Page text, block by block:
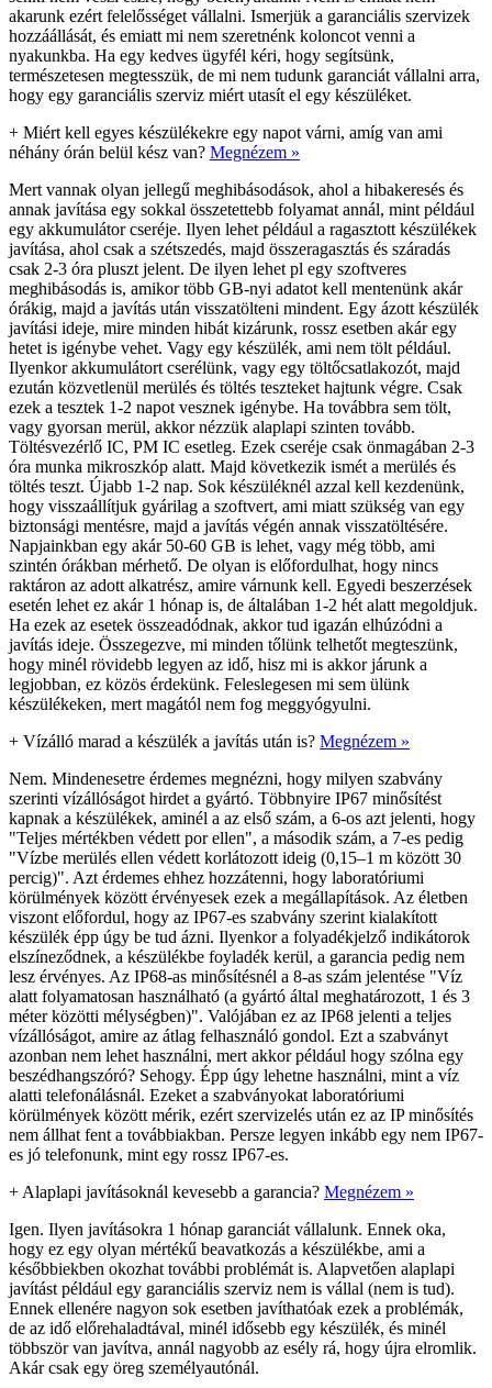
akarunk ezért felelősséget vállalni. Ismerjük a garanciális szervizek
hozzáállását, és emiatt mi nem szeretnénk koloncot venni a
nyakunkba. Ha egy kedves ügyfél kéri, hogy segítsünk,
természetesen megtesszük, de mi nem tudunk garanciát vállalni arra,
hogy egy garanciális szerviz miért utasít el egy készüléket.
+ Miért kell egyes készülékekre egy napot várni, amíg van ami
néhány órán belül kész van? Megnézem »
Mert vannak olyan jellegű meghibásodások, ahol a hibakeresés és
annak javítása egy sokkal összetettebb folyamat annál, mint például
egy akkumulátor cseréje. Ilyen lehet például a ragasztott készülékek
javítása, ahol csak a szétszedés, majd összeragasztás és száradás
csak 2-3 óra pluszt jelent. De ilyen lehet pl egy szoftveres
meghibásodás is, amikor több GB-nyi adatot kell mentenünk akár
órákig, majd a javítás után visszatölteni mindent. Egy ázott készülék
javítási ideje, mire minden hibát kizárunk, rossz esetben akár egy
hetet is igénybe vehet. Vagy egy készülék, ami nem tölt például.
Ilyenkor akkumulátort cserélünk, vagy egy töltőcsatlakozót, majd
ezután közvetlenül merülés és töltés teszteket hajtunk végre. Csak
ezek a tesztek 1-2 napot vesznek igénybe. Ha továbbra sem tölt,
vagy gyorsan merül, akkor nézzük alaplapi szinten tovább.
Töltésvezérlő IC, PM IC esetleg. Ezek cseréje csak önmagában 2-3
óra munka mikroszkóp alatt. Majd következik ismét a merülés és
töltés teszt. Újabb 1-2 nap. Sok készüléknél azzal kell kezdenünk,
hogy visszaállítjuk gyárilag a szoftvert, ami miatt szükség van egy
biztonsági mentésre, majd a javítás végén annak visszatöltésére.
Napjainkban egy akár 50-60 GB is lehet, vagy még több, ami
szintén órákban mérhető. De olyan is előfordulhat, hogy nincs
raktáron az adott alkatrész, amire várnunk kell. Egyedi beszerzések
esetén lehet ez akár 1 hónap is, de általában 1-2 hét alatt megoldjuk.
Ha ezek az esetek összeadódnak, akkor tud igazán elhúzódni a
javítás ideje. Összegezve, mi minden tőlünk telhetőt megteszünk,
hogy minél rövidebb legyen az idő, hisz mi is akkor járunk a
legjobban, ez közös érdekünk. Feleslegesen mi sem ülünk
készülékeken, mert magától nem fog meggyógyulni.
+ Vízálló marad a készülék a javítás után is? Megnézem »
Nem. Mindenesetre érdemes megnézni, hogy milyen szabvány
szerinti vízállóságot hirdet a gyártó. Többnyire IP67 minősítést
kapnak a készülékek, aminél a az első szám, a 6-os azt jelenti, hogy
"Teljes mértékben védett por ellen", a második szám, a 7-es pedig
"Vízbe merülés ellen védett korlátozott ideig (0,15–1 m között 30
percig)". Azt érdemes ehhez hozzátenni, hogy laboratóriumi
körülmények között érvényesek ezek a megállapítások. Az életben
viszont előfordul, hogy az IP67-es szabvány szerint kialakított
készülék épp úgy be tud ázni. Ilyenkor a folyadékjelző indikátorok
elszíneződnek, a készülékbe foyladék kerül, a garancia pedig nem
lesz érvényes. Az IP68-as minősítésnél a 8-as szám jelentése "Víz
alatt folyamatosan használható (a gyártó által meghatározott, 1 és 3
méter közötti mélységben)". Valójában ez az IP68 jelenti a teljes
vízállóságot, amire az átlag felhasználó gondol. Ezt a szabványt
azonban nem lehet használni, mert akkor például hogy szólna egy
beszédhangszóró? Sehogy. Épp úgy lehetne használni, mint a víz
alatti telefonálásnál. Ezeket a szabványokat laboratóriumi
körülmények között mérik, ezért szervizelés után ez az IP minősítés
nem állhat fent a továbbiakban. Persze legyen inkább egy nem IP67-
es jó telefonunk, mint egy rossz IP67-es.
+ Alaplapi javításoknál kevesebb a garancia? Megnézem »
Igen. Ilyen javításokra 1 hónap garanciát vállalunk. Ennek oka,
hogy ez egy olyan mértékű beavatkozás a készülékbe, ami a
későbbiekben okozhat további problémát is. Alapvetően alaplapi
javítást például egy garanciális szerviz nem is vállal (nem is tud).
Ennek ellenére nagyon sok esetben javíthatóak ezek a problémák,
de az idő előrehaladtával, minél idősebb egy készülék, és minél
többször van javítva, annál nagyobb az esély rá, hogy újra elromlik.
Akár csak egy öreg személyautónál.